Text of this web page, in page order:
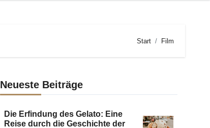
Start Film
Neueste Beiträge
Die Erfindung des Gelato: Eine
Reise durch die Geschichte der